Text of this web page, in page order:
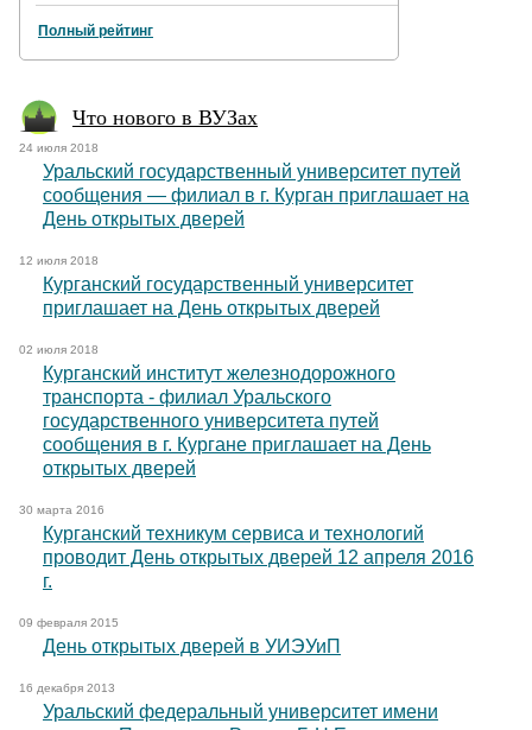
Полный рейтинг
Что нового в ВУЗах
24 июля 2018
Уральский государственный университет путей
сообщения — филиал в г. Курган приглашает на
День открытых дверей
12 июля 2018
Курганский государственный университет
приглашает на День открытых дверей
02 июля 2018
Курганский институт железнодорожного
транспорта - филиал Уральского
государственного университета путей
сообщения в г. Кургане приглашает на День
открытых дверей
30 марта 2016
Курганский техникум сервиса и технологий
проводит День открытых дверей 12 апреля 2016
г.
09 февраля 2015
День открытых дверей в УИЭУиП
16 декабря 2013
Уральский федеральный университет имени